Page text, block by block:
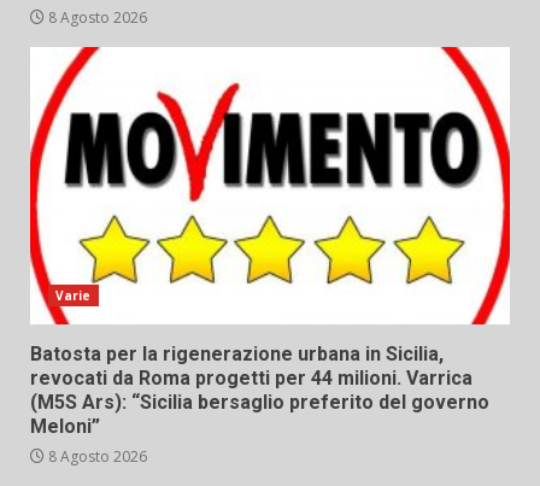
8 Agosto 2026
Varie
Batosta per la rigenerazione urbana in Sicilia,
revocati da Roma progetti per 44 milioni. Varrica
(M5S Ars): “Sicilia bersaglio preferito del governo
Meloni”
8 Agosto 2026